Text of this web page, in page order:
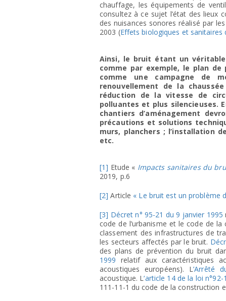
chauffage, les équipements de
consultez à ce sujet l’état des lieux
des nuisances sonores réalisé par
2003 (Effets biologiques et
Ainsi, le bruit étant un
comme par exemple, le plan
comme une campagne de
renouvellement de la
réduction de la vitesse de
polluantes et plus silencieuses.
chantiers d’aménagement
précautions et solutions
murs, planchers ; l’installation
etc.
[1] Etude « Impacts sanitaires du
2019, p.6
[2] Article « Le bruit est un problème
[3] Décret n° 95-21 du 9 janvier 1995
code de l’urbanisme et le code de
classement des infrastructures de
les secteurs affectés par le bruit.
des plans de prévention du bruit
1999relatif aux caractéristiques
acoustiques européens). L’Arrêté
acoustique. L‘article 14 de la loi
111-11-1 du code de la construction